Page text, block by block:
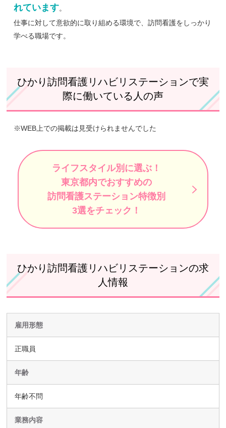
れています。
仕事に対して意欲的に取り組める環境で、訪問看護をしっかり
学べる職場です。
ひかり訪問看護リハビリステーションで実
際に働いている人の声
※WEB上での掲載は見受けられませんでした
ライフスタイル別に選ぶ！
東京都内でおすすめの
訪問看護ステーション特徴別
3選をチェック！
ひかり訪問看護リハビリステーションの求
人情報
雇用形態
正職員
年齢
年齢不問
業務内容